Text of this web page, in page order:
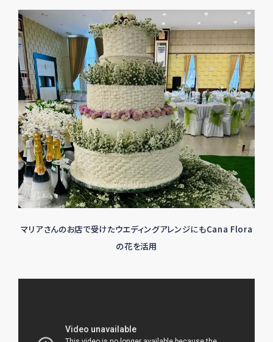
マリアさんのお店で受けたウエディングアレンジにもCana Flora
の花を活用